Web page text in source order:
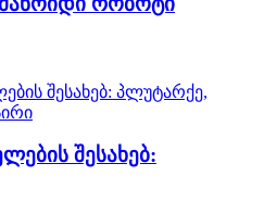
შესახებ: